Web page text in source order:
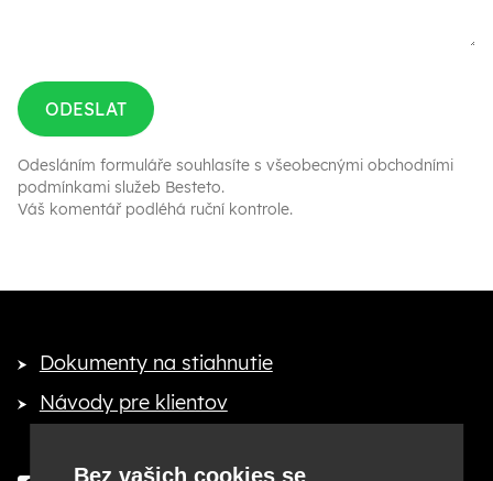
Bez vašich cookies se
ODESLAT
Odesláním formuláře souhlasíte s všeobecnými obchodními
podmínkami služeb Besteto.
Váš komentář podléhá ruční kontrole.
Dokumenty na stiahnutie
Návody pre klientov